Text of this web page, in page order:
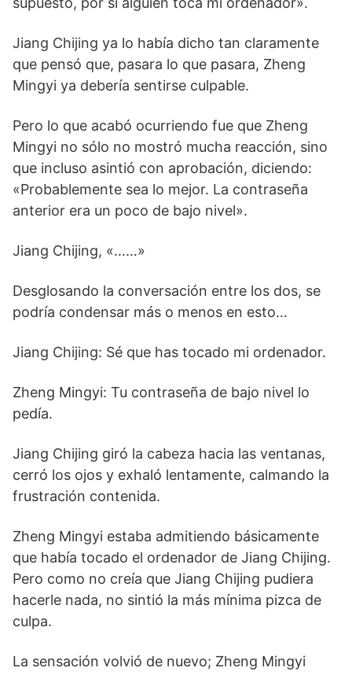
Jiang Chijing ya lo había dicho tan claramente
que pensó que, pasara lo que pasara, Zheng
Mingyi ya debería sentirse culpable.
Pero lo que acabó ocurriendo fue que Zheng
Mingyi no sólo no mostró mucha reacción, sino
que incluso asintió con aprobación, diciendo:
«Probablemente sea lo mejor. La contraseña
anterior era un poco de bajo nivel».
Jiang Chijing, «……»
Desglosando la conversación entre los dos, se
podría condensar más o menos en esto…
Jiang Chijing: Sé que has tocado mi ordenador.
Zheng Mingyi: Tu contraseña de bajo nivel lo
pedía.
Jiang Chijing giró la cabeza hacia las ventanas,
cerró los ojos y exhaló lentamente, calmando la
frustración contenida.
Zheng Mingyi estaba admitiendo básicamente
que había tocado el ordenador de Jiang Chijing.
Pero como no creía que Jiang Chijing pudiera
hacerle nada, no sintió la más mínima pizca de
culpa.
La sensación volvió de nuevo; Zheng Mingyi